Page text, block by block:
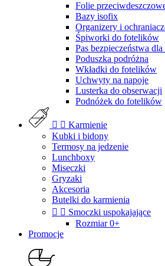
Folie
Bazy isofix
Organizery i
Śpiworki do fotelików
Pas bezpieczeństwa
Poduszka podróżna
Wkładki do fotelików
Uchwyty na napoje
Lusterka do obserwacji
Podnóżek do fotelików
  Karmienie
Kubki i bidony
Termosy na jedzenie
Lunchboxy
Miseczki
Gryzaki
Akcesoria
Butelki do karmienia
  Smoczki uspokajające
Rozmiar 0+
Promocje